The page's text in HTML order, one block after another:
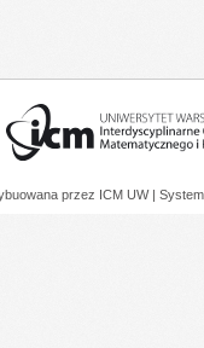
przez ICM UW |